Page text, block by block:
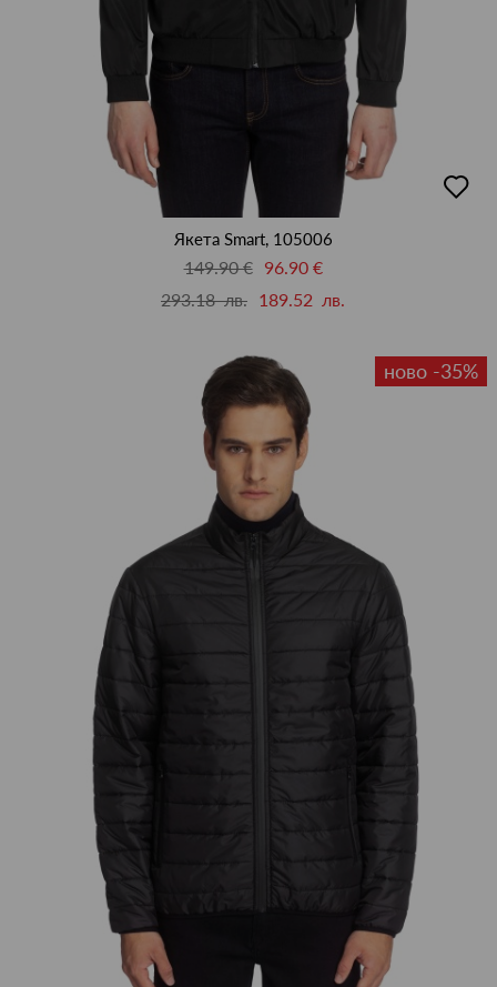
в
Якета Smart, 105006
149.90 €
96.90 €
293.18 лв. 189.52 лв.
ново -35%